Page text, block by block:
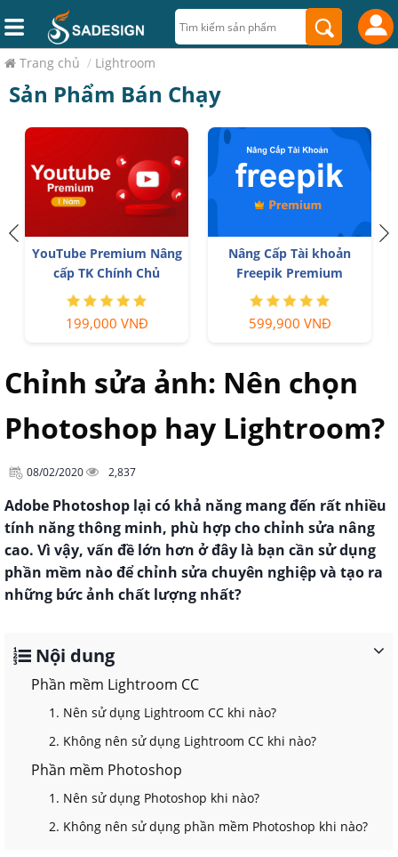
Trang chủ / Lightroom
Sản Phẩm Bán Chạy
YouTube Premium Nâng
cấp TK Chính Chủ
199,000 VNĐ
Nâng Cấp Tài khoản
Freepik Premium
599,900 VNĐ
Chỉnh sửa ảnh: Nên chọn
Photoshop hay Lightroom?
08/02/2020 2,837
Adobe Photoshop lại có khả năng mang đến rất nhiều
tính năng thông minh, phù hợp cho chỉnh sửa nâng
cao. Vì vậy, vấn đề lớn hơn ở đây là bạn cần sử dụng
phần mềm nào để chỉnh sửa chuyên nghiệp và tạo ra
những bức ảnh chất lượng nhất?
Nội dung
Phần mềm Lightroom CC
1. Nên sử dụng Lightroom CC khi nào?
2. Không nên sử dụng Lightroom CC khi nào?
Phần mềm Photoshop
1. Nên sử dụng Photoshop khi nào?
2. Không nên sử dụng phần mềm Photoshop khi nào?